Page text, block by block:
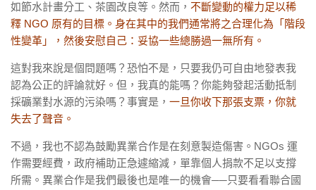
如節水計畫分工、茶園改良等。然而， 不斷變動的權力足以稀
釋 NGO 原有的目標。身在其中的我們通常將之合理化為「階段
性變革」，然後安慰自己：妥協一些總勝過一無所有。
這對我來說是個問題嗎？恐怕不是，只要我仍可自由地發表我
認為公正的評論就好。但，我真的能嗎？你能夠發起活動抵制
採礦業對水源的污染嗎？事實是， 一旦你收下那張支票，你就
失去了聲音。
不過，我也不認為鼓勵異業合作是在刻意製造傷害。 NGOs 運
作需要經費，政府補助正急遽縮減，單靠個人捐款不足以支撐
所需。異業合作是我們最後也是唯一的機會──只要看看聯合國